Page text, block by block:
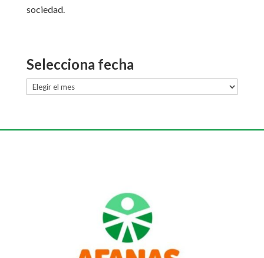
sociedad.
Selecciona fecha
Selecciona